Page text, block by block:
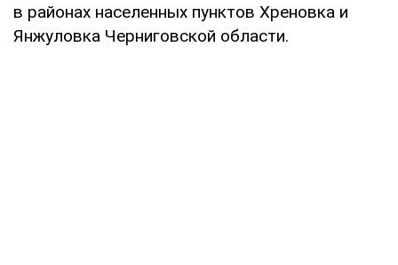
в районах населенных пунктов Хреновка и
Янжуловка Черниговской области.